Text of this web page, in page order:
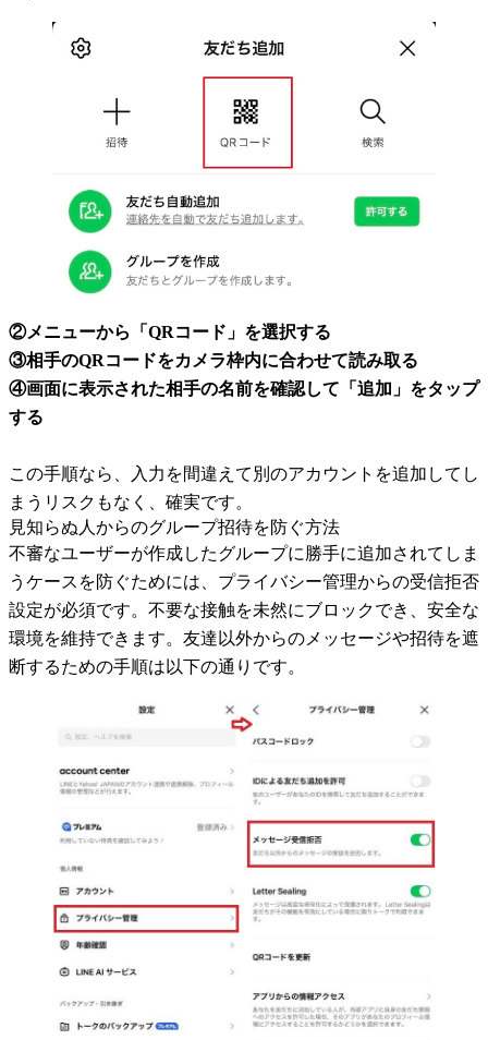
②メニューから「QRコード」を選択する
③相手のQRコードをカメラ枠内に合わせて読み取る
④画面に表示された相手の名前を確認して「追加」をタップ
する
この手順なら、入力を間違えて別のアカウントを追加してし
まうリスクもなく、確実です。
見知らぬ人からのグループ招待を防ぐ方法
不審なユーザーが作成したグループに勝手に追加されてしま
うケースを防ぐためには、プライバシー管理からの受信拒否
設定が必須です。不要な接触を未然にブロックでき、安全な
環境を維持できます。友達以外からのメッセージや招待を遮
断するための手順は以下の通りです。